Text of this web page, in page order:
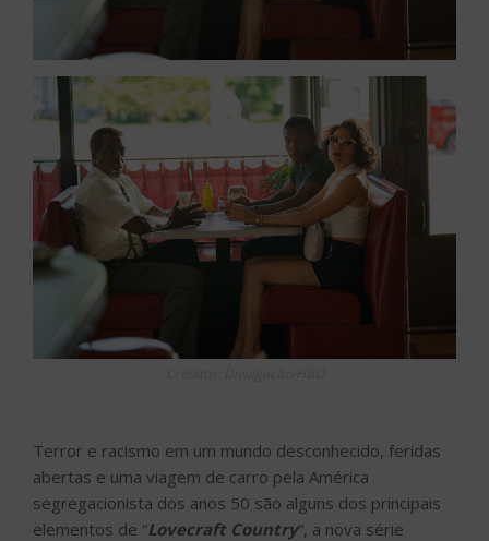
Terror e racismo em um mundo desconhecido, feridas
abertas e uma viagem de carro pela América
segregacionista dos anos 50 são alguns dos principais
elementos de “Lovecraft Country“, a nova série